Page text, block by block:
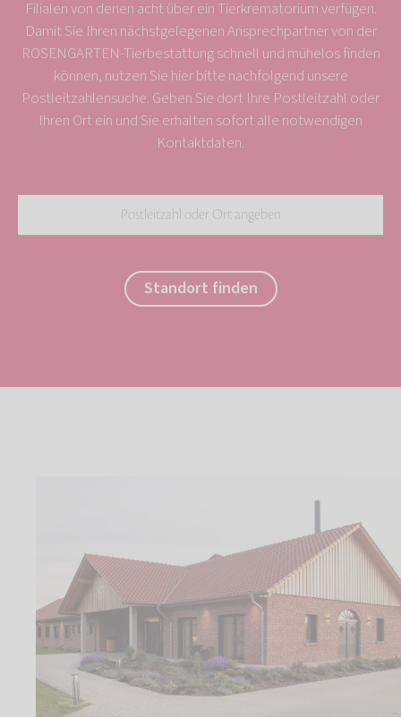
Filialen von denen acht über ein Tierkrematorium verfügen.
Damit Sie Ihren nächstgelegenen Ansprechpartner von der
ROSENGARTEN-Tierbestattung schnell und mühelos finden
können, nutzen Sie hier bitte nachfolgend unsere
Postleitzahlensuche. Geben Sie dort Ihre Postleitzahl oder
Ihren Ort ein und Sie erhalten sofort alle notwendigen
Kontaktdaten.
Standort finden